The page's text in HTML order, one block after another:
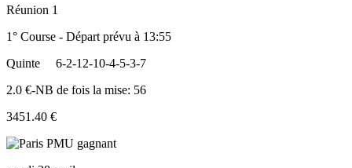
Réunion 1
1° Course - Départ prévu à 13:55
Quinte
6-2-12-10-4-5-3-7
2.0 €-NB de fois la mise: 56
3451.40 €